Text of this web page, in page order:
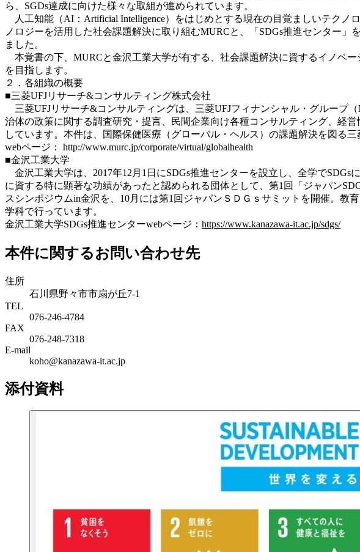
ら、SGDs達成に向けた様々な取組が進められています。
人工知能（AI：Artificial Intelligence）をはじめとする現在の目覚ましいテクノ
ノロジーを活用した社会課題解決に取り組むMURCと、「SDGs推進センター
ました。
本覚書の下、MURCと金沢工業大学が有する、社会課題解決に資するイノベ
を目指します。
２．各組織の概要
■三菱UFJリサーチ&コンサルティング株式会社
三菱UFJリサーチ&コンサルティングは、三菱UFJフィナンシャル・グループ
治体の政策に関する調査研究・提言、民間企業向け各種コンサルティング、経
しています。本件は、国際保健医療（グローバル・ヘルス）の課題解決を図る三
webページ： http://www.murc.jp/corporate/virtual/globalhealth
■金沢工業大学
金沢工業大学は、2017年12月1日にSDGs推進センターを設立し、全学でSDGs
に資する特に顕著な功績があったと認められる団体として、第1回「ジャパン
スシンポジウムin金沢を、10月には第1回ジャパンＳＤＧｓサミットを開催。教
学科で行っています。
金沢工業大学SDGs推進センターwebページ： https://www.kanazawa-it.ac.jp/sdgs/
本件に関するお問い合わせ先
住所
石川県野々市市扇が丘7-1
TEL
076-246-4784
FAX
076-248-7318
E-mail
koho@kanazawa-it.ac.jp
添付資料